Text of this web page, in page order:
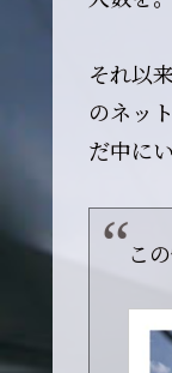
それ以
のネッ
だ中に
こ